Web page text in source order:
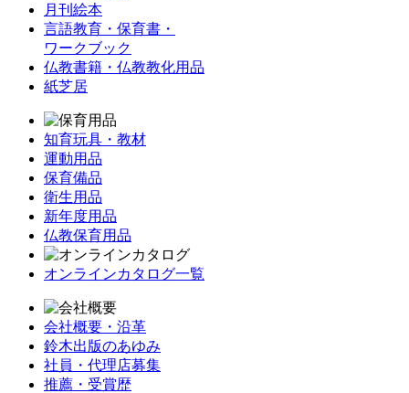
月刊絵本
言語教育・保育書・
ワークブック
仏教書籍・仏教教化用品
紙芝居
知育玩具・教材
運動用品
保育備品
衛生用品
新年度用品
仏教保育用品
オンラインカタログ一覧
会社概要・沿革
鈴木出版のあゆみ
社員・代理店募集
推薦・受賞歴